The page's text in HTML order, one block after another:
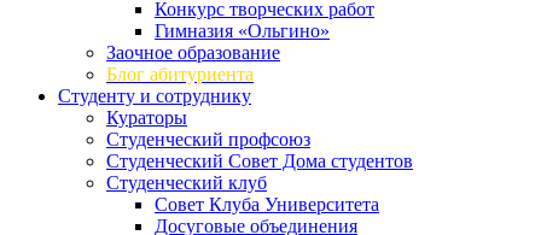
Конкурс творческих работ
Гимназия «Ольгино»
Заочное образование
Блог абитуриента
Студенту и сотруднику
Кураторы
Студенческий профсоюз
Студенческий Совет Дома студентов
Студенческий клуб
Совет Клуба Университета
Досуговые объединения